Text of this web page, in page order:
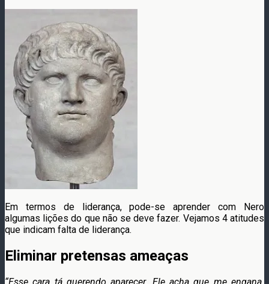
Em termos de liderança, pode-se aprender com Nero
algumas lições do que não se deve fazer. Vejamos 4 atitudes
que indicam falta de liderança.
Eliminar pretensas ameaças
“Esse cara tá querendo aparecer. Ele acha que me engana.